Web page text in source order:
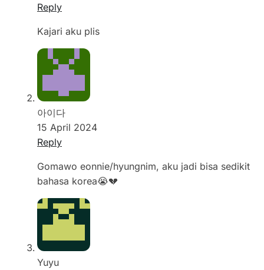
Reply
Kajari aku plis
아이다
15 April 2024
Reply
Gomawo eonnie/hyungnim, aku jadi bisa sedikit
bahasa korea😭💔
Yuyu